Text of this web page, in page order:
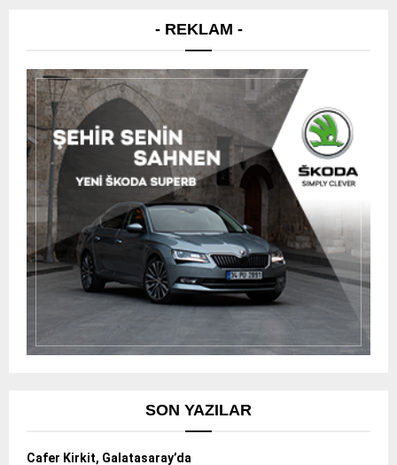
- REKLAM -
SON YAZILAR
Cafer Kirkit, Galatasaray’da